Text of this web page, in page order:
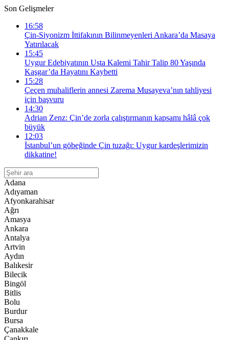
Son Gelişmeler
16:58
Çin-Siyonizm İttifakının Bilinmeyenleri Ankara’da Masaya
Yatırılacak
15:45
Uygur Edebiyatının Usta Kalemi Tahir Talip 80 Yaşında
Kaşgar’da Hayatını Kaybetti
15:28
Çeçen muhaliflerin annesi Zarema Musayeva’nın tahliyesi
için başvuru
14:30
Adrian Zenz: Çin’de zorla çalıştırmanın kapsamı hâlâ çok
büyük
12:03
İstanbul’un göbeğinde Çin tuzağı: Uygur kardeşlerimizin
dikkatine!
Adana
Adıyaman
Afyonkarahisar
Ağrı
Amasya
Ankara
Antalya
Artvin
Aydın
Balıkesir
Bilecik
Bingöl
Bitlis
Bolu
Burdur
Bursa
Çanakkale